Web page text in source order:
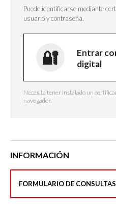
Puede identificarse mediante
usuario y contraseña.
Entrar
digital
Necesita tener instalado un
navegador.
INFORMACIÓN
FORMULARIO DE